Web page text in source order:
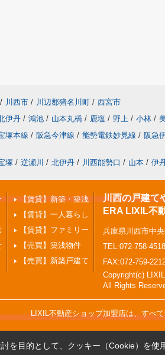
/ 川西市 / 川辺郡猪名川町 / 西宮市
伊丹 / 鴻池 / 山本丸橋 / 鹿塩 / 野上 / 小林 /
塚本線 / 阪急今津線 / 能勢電鉄妙見線 / 阪急
塚 / 逆瀬川 / 北伊丹 / 川西能勢口 / 山本 / 伊
【賃貸】新築・築浅
【賃貸】一人暮らし
【賃貸】ファミリー
【売買】築浅物件
【売買】新築戸建て
川西の戸建て
ERA LIXIL不
兵庫県川西市中
TEL:072-758-4518
FAX:072-759-
Copyright(c)
All Rights
LIXIL不動産ショップ加盟店は、すべ
を目的として、クッキー（Cookie）を使